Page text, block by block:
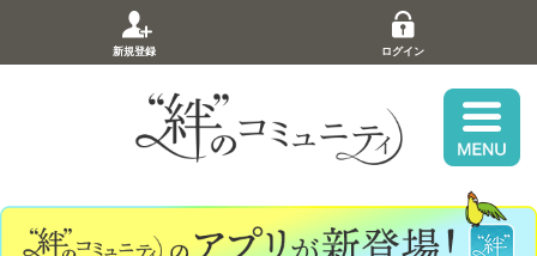
新規登録 ログイン